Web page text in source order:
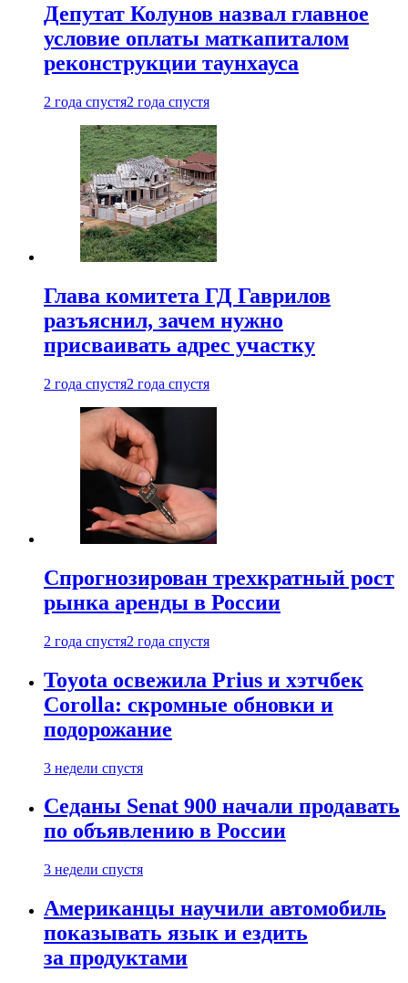
Депутат Колунов назвал главное
условие оплаты маткапиталом
реконструкции таунхауса
2 года спустя2 года спустя
Глава комитета ГД Гаврилов
разъяснил, зачем нужно
присваивать адрес участку
2 года спустя2 года спустя
Спрогнозирован трехкратный рост
рынка аренды в России
2 года спустя2 года спустя
Toyota освежила Prius и хэтчбек
Corolla: скромные обновки и
подорожание
3 недели спустя
Седаны Senat 900 начали продавать
по объявлению в России
3 недели спустя
Американцы научили автомобиль
показывать язык и ездить
за продуктами